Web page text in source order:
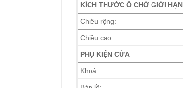
KÍCH THƯỚC Ô CHỜ GIỚI HẠN
Chiều rộng:
Chiều cao:
PHỤ KIỆN CỬA
Khoá: